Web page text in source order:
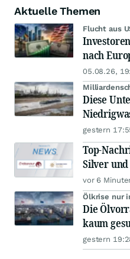
Aktuelle Themen
Flucht aus
nach
05.08.26,
Diese
gestern
Top-
Silver und
vor 6
Ölkrise nur
Die
kaum
gestern